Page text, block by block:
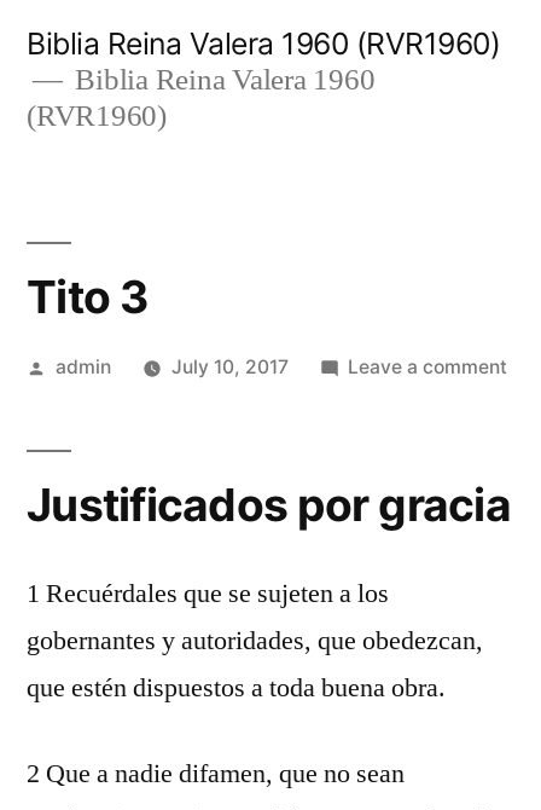
content
Biblia Reina Valera 1960 (RVR1960)
Biblia Reina Valera 1960
(RVR1960)
Tito 3
Posted
admin July 10, 2017 Leave a comment
Justificados por gracia
1 Recuérdales que se sujeten a los
gobernantes y autoridades, que obedezcan,
que estén dispuestos a toda buena obra.
2 Que a nadie difamen, que no sean